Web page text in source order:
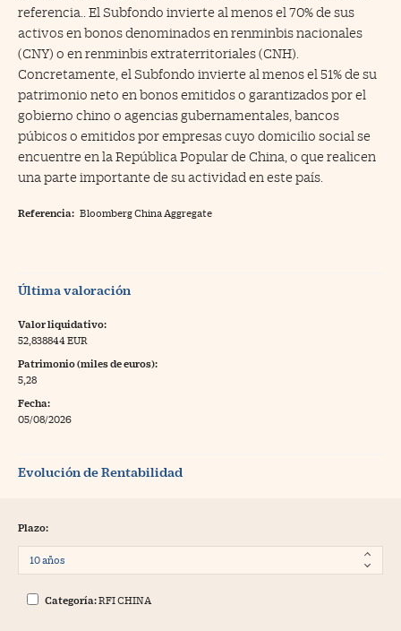
referencia.. El Subfondo invierte al menos el 70% de sus
activos en bonos denominados en renminbis nacionales
(CNY) o en renminbis extraterritoriales (CNH).
Concretamente, el Subfondo invierte al menos el 51% de su
patrimonio neto en bonos emitidos o garantizados por el
gobierno chino o agencias gubernamentales, bancos
púbicos o emitidos por empresas cuyo domicilio social se
encuentre en la República Popular de China, o que realicen
una parte importante de su actividad en este país.
Referencia: Bloomberg China Aggregate
Última valoración
Valor liquidativo:
52,838844 EUR
Patrimonio (miles de euros):
5,28
Fecha:
05/08/2026
Evolución de Rentabilidad
Plazo:
Categoría:RFI CHINA